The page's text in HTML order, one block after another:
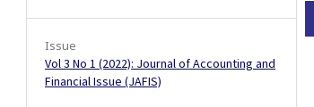
Issue
Vol 3 No 1 (2022): Journal of Accounting and
Financial Issue (JAFIS)